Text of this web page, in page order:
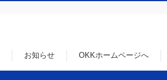
お知らせ OKKホームページへ